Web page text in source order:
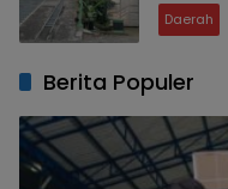
Daerah
Berita Populer